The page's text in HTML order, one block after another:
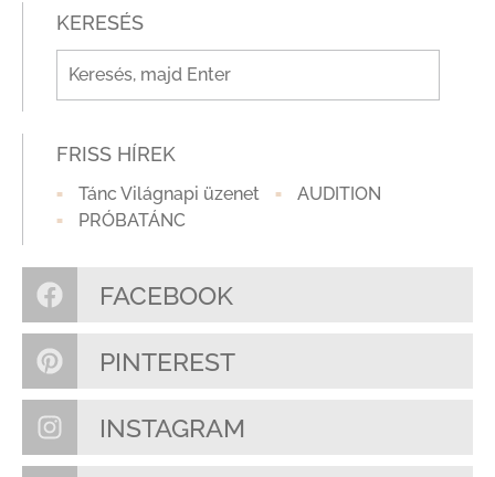
KERESÉS
FRISS HÍREK
Tánc Világnapi üzenet
AUDITION
PRÓBATÁNC
FACEBOOK
PINTEREST
INSTAGRAM